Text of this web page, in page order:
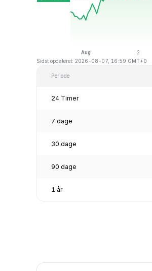
Sidst opdateret: 2026-08-07, 16:59 GMT+0
Periode
24 Timer
7 dage
30 dage
90 dage
1 år